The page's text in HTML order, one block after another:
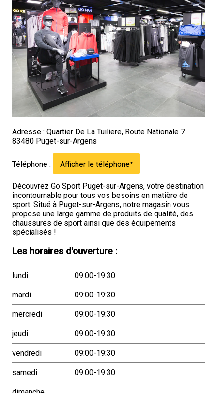
Adresse : Quartier De La Tuiliere, Route Nationale 7
83480 Puget-sur-Argens
Téléphone : Afficher le téléphone*
Découvrez Go Sport Puget-sur-Argens, votre destination
incontournable pour tous vos besoins en matière de
sport. Situé à Puget-sur-Argens, notre magasin vous
propose une large gamme de produits de qualité, des
chaussures de sport ainsi que des équipements
spécialisés !
Les horaires d'ouverture :
lundi 09:00-19:30
mardi 09:00-19:30
mercredi 09:00-19:30
jeudi 09:00-19:30
vendredi 09:00-19:30
samedi 09:00-19:30